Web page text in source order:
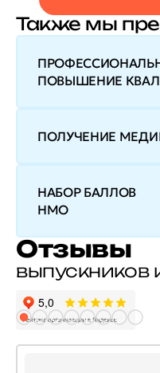
Также мы
ПОВЫШЕНИЕ
ПОЛУЧЕНИЕ
НАБОР БАЛЛОВ
НМО
Отзывы
выпускников